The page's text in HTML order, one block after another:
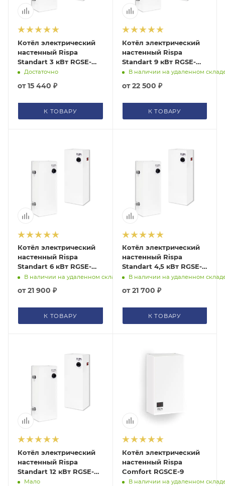
Котёл электрический
настенный Rispa
Standart 3 кВт RGSE-
3NEW
Достаточно
от15 440 ₽
К ТОВАРУ
Котёл электрический
настенный Rispa
Standart 9 кВт RGSE-
9NEW
В наличии на удаленном
от22 500 ₽
К ТОВАРУ
Котёл электрический
настенный Rispa
Standart 6 кВт RGSE-
6NEW
В наличии на удаленном складе
от21 900 ₽
К ТОВАРУ
Котёл электрический
настенный Rispa
Standart 4,5 кВт RGSE-
4,5NEW
В наличии на удаленном
от21 700 ₽
К ТОВАРУ
Котёл электрический
настенный Rispa
Standart 12 кВт RGSE-
12NEW
Мало
Котёл электрический
настенный Rispa
Comfort RGSCE-9
В наличии на удаленном
помогут с подбором.
ЗАКАЗАТЬ ЗВОНОК